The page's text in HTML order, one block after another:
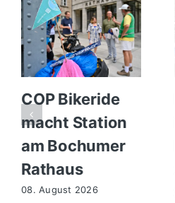
COP Bikeride
macht Station
am Bochumer
Rathaus
08. August 2026